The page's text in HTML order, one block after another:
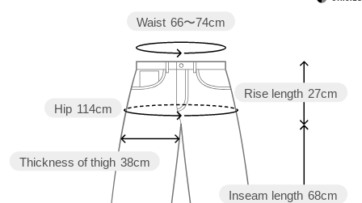
Inseam length 68cm
Rise length 27cm
Thickness of thigh 38cm
Hip 114cm
Waist 66〜74cm